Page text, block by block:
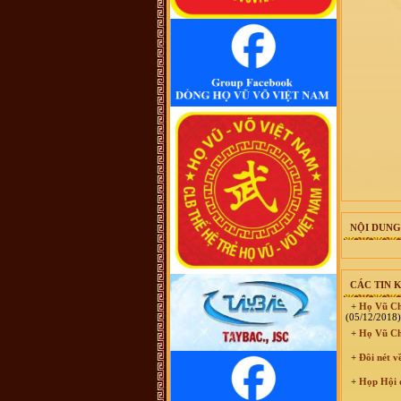
từ dòng họ Vũ (Hồn). Như họ Võ
Như của mình ở Quảng Nam thì lại
phát tích từ ông Võ Như Phô, con
ông Võ Như Oanh di cư từ miền bắc
(không rõ tỉnh) vào từ năm 1667.
Việc tìm hiểu cội nguồn cũng chưa
trong tộc họ dẫn về tộc Vũ/Võ với
cụ tổ Vũ Hồn nhưng không có cây
phả hệ để thấy sự gắn kết này. Mong
một ngày sẽ có cây phả hệ để mọi
con dân họ Vũ/Võ có thể biết dòng
máu trong mình từ đâu ra. Trân
trọng.
Vũ Phong :Tôi thấy từ thời Hai Bà
TRưng đã có họ Vũ ,Các bác có thể
xem sự tích tướng quân Bát Nàn.Nên
nói họ Vũ ở ViệtNam xuất phát kỷ
13 -Với Ông tổ là Vũ Hồn ,là không
thuyết Phục.
Vũ Phong : https://www.dkn.tv/van-
hoa/tho-nu-anh-hung-dat-viet-vu-
thuc-nuong.html
VÕ QUANG ĐÔNG :tự hào là
người họ võ
Vũ Thanh Giang :Dòng họ làm nên
bao tuyệt tác thời đương đại với
nhiều địa vị xã hội khác nhau sinh ra
một anh tú văn khúc tính quân làm
nền thời đại quân chủ
Vũ Ngọc Chiến :Cháu muốn xin
file ảnh của thủy Tổ Vũ Hồn bản
chuẩn để in. Các bác có hỗ trợ cháu
với ạ! (Gmail:
NỘI
CÁC TIN
+ Họ Vũ
(05/12/2018)
+ Họ Vũ
+ Đôi nét
+ Họp Hội